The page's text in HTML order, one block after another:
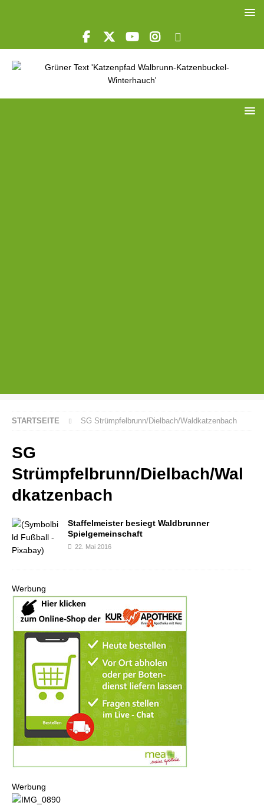
STARTSEITE SG Strümpfelbrunn/Dielbach/Waldkatzenbach
SG
Strümpfelbrunn/Dielbach/Wal
dkatzenbach
Staffelmeister besiegt Waldbrunner
Spielgemeinschaft
22. Mai 2016
Werbung
Werbung